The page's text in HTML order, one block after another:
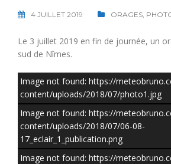
4 JUILLET 2019 ORAGES,
Le 3 juillet 2019 en fin de journée, un
sud de Nîmes.
Image not found: https://
content/uploads/2018/07/photo1.jpg
Image not found: https://
content/uploads/2018/07/06-08-
17_eclair_1_publication.png
Image not found: https://